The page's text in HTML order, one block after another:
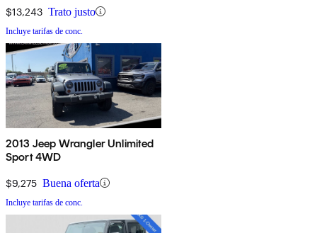
$13,243 Trato justo
Incluye tarifas de conc.
2013 Jeep Wrangler Unlimited
Sport 4WD
$9,275 Buena oferta
Incluye tarifas de conc.